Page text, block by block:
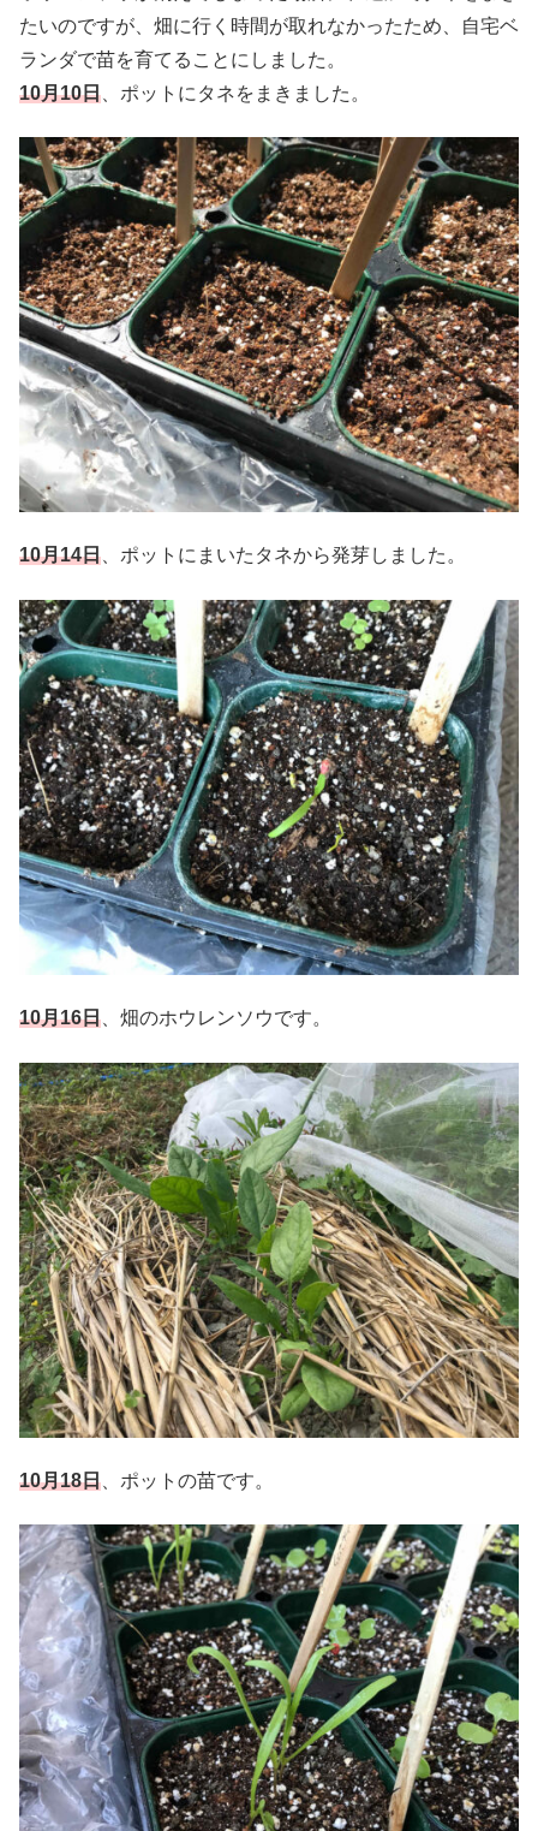
たいのですが、畑に行く時間が取れなかったため、自宅ベ
ランダで苗を育てることにしました。
10月10日 、ポットにタネをまきました。
10月14日、ポットにまいたタネから発芽しました。
10月16日 、畑のホウレンソウです。
10月18日 、ポットの苗です。